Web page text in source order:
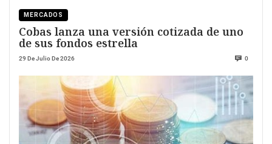
MERCADOS
Cobas lanza una versión cotizada de uno
de sus fondos estrella
29 De Julio De 2026 0